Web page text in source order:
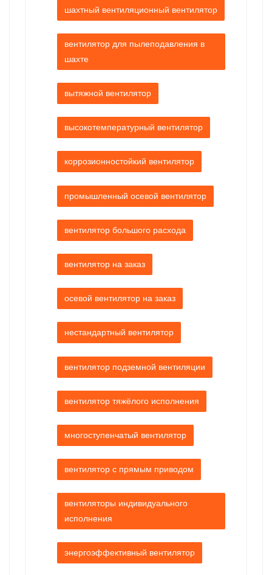
шахтный вентиляционный вентилятор
вентилятор для пылеподавления в
шахте
вытяжной вентилятор
высокотемпературный вентилятор
коррозионностойкий вентилятор
промышленный осевой вентилятор
вентилятор большого расхода
вентилятор на заказ
осевой вентилятор на заказ
нестандартный вентилятор
вентилятор подземной вентиляции
вентилятор тяжёлого исполнения
многоступенчатый вентилятор
вентилятор с прямым приводом
вентиляторы индивидуального
исполнения
энергоэффективный вентилятор